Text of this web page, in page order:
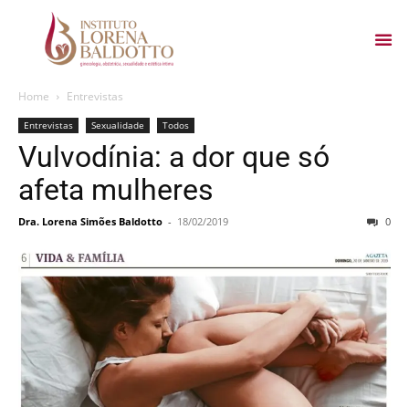
Home Entrevistas
Entrevistas Sexualidade Todos
Vulvodínia: a dor que só
afeta mulheres
Dra. Lorena Simões Baldotto - 18/02/2019 0